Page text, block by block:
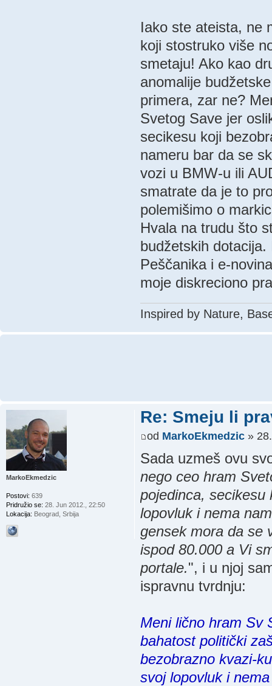
Iako ste ateista, ne
koji stostruko više
smetaju! Ako kao
anomalije
primera, zar ne?
Svetog Save jer
secikesu koji
nameru bar da se
vozi u BMW-u ili
smatrate da je to
polemišimo o
Hvala na trudu što
budžetskih
Peščanika i e-
moje diskreciono
Inspired by Nature,
Re: Smeju li
od MarkoEkmedzic»
Sada uzmeš ovu
nego ceo hram
pojedinca, secikesu
lopovluk i nema
gensek mora da se
ispod 80.000 a Vi
portale.", i u njoj
ispravnu tvrdnju:
Meni lično hram Sv
bahatost politički
bezobrazno kvazi-
svoj lopovluk i
MarkoEkmedzic
Postovi: 639
Pridružio se: 28. Jun 2012., 22:50
Lokacija: Beograd, Srbija